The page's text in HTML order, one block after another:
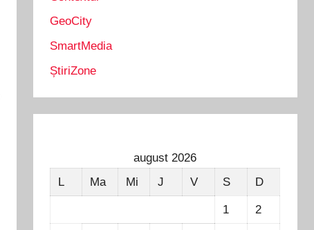
GeoCity
SmartMedia
ȘtiriZone
august 2026
L
Ma Mi J V S D
1 2